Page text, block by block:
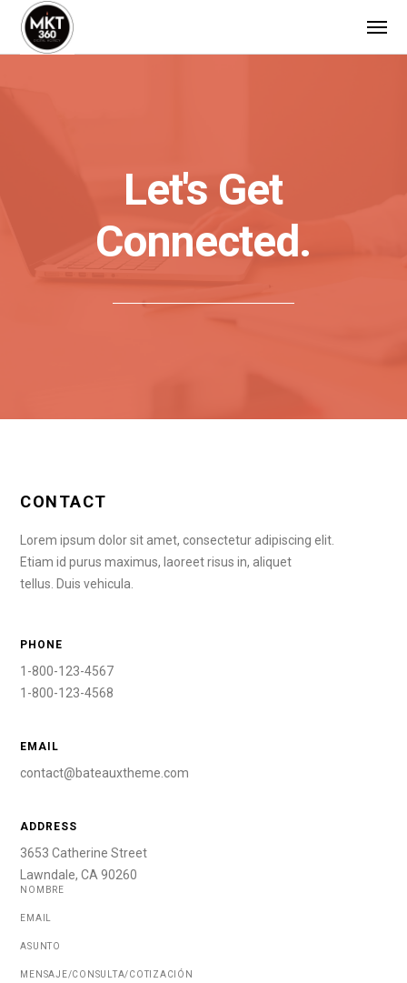
Let's Get
Connected.
CONTACT
Lorem ipsum dolor sit amet, consectetur adipiscing elit.
Etiam id purus maximus, laoreet risus in, aliquet
tellus. Duis vehicula.
PHONE
1-800-123-4567
1-800-123-4568
EMAIL
contact@bateauxtheme.com
ADDRESS
3653 Catherine Street
Lawndale, CA 90260
NOMBRE
EMAIL
ASUNTO
MENSAJE/CONSULTA/COTIZACIÓN